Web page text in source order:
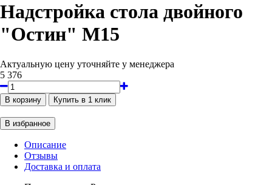
Надстройка стола двойного
"Остин" М15
Актуальную цену уточняйте у менеджера
5 376
Описание
Отзывы
Доставка и оплата